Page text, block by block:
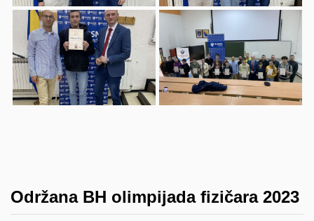
Održana BH olimpijada fizičara 2023